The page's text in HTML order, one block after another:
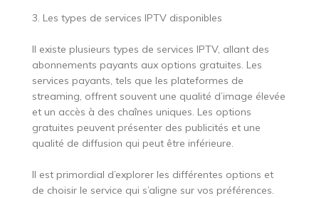
3. Les types de services IPTV disponibles
Il existe plusieurs types de services IPTV, allant des
abonnements payants aux options gratuites. Les
services payants, tels que les plateformes de
streaming, offrent souvent une qualité d’image élevée
et un accès à des chaînes uniques. Les options
gratuites peuvent présenter des publicités et une
qualité de diffusion qui peut être inférieure.
Il est primordial d’explorer les différentes options et
de choisir le service qui s’aligne sur vos préférences.